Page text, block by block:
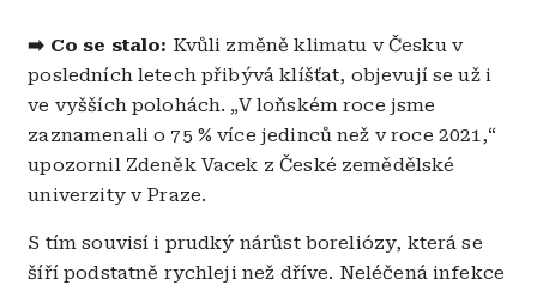
➡️ Co se stalo: Kvůli změně klimatu v Česku v
posledních letech přibývá klíšťat, objevují se už i
ve vyšších polohách. „V loňském roce jsme
zaznamenali o 75 % více jedinců než v roce 2021,“
upozornil Zdeněk Vacek z České zemědělské
univerzity v Praze.
S tím souvisí i prudký nárůst boreliózy, která se
šíří podstatně rychleji než dříve. Neléčená infekce